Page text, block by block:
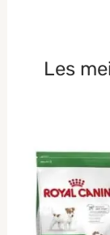
Les